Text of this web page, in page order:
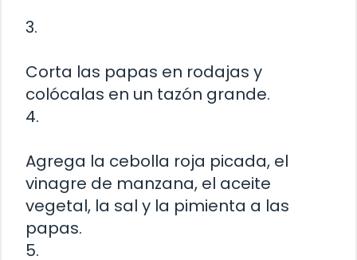
3.
Corta las papas en rodajas y
colócalas en un tazón grande.
4.
Agrega la cebolla roja picada, el
vinagre de manzana, el aceite
vegetal, la sal y la pimienta a las
papas.
5.